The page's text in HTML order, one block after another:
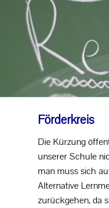
Förderkreis
Die Kürzung
unserer Schule
man muss sich
Alternative
zurückgehen, da
UNTERRICHT
SCHULLEBEN
PROJEKTE